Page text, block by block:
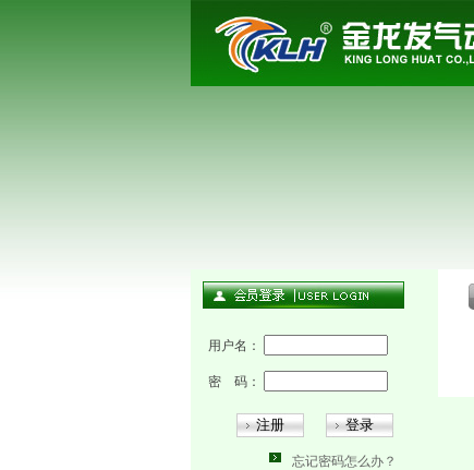
用户名：
密 码：
忘记密码怎么办？